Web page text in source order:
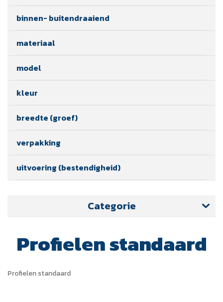
binnen- buitendraaiend
materiaal
model
kleur
breedte (groef)
verpakking
uitvoering (bestendigheid)
Categorie
Profielen standaard
Profielen standaard